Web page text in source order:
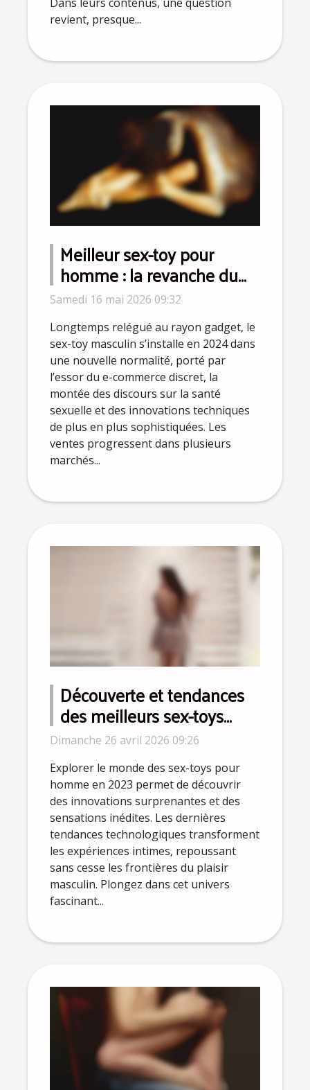
revient, presque...
Meilleur sex-toy pour
homme : la revanche du
plaisir solo s'affirme en
2024
Samedi 16 mai 2026 09:32
Longtemps relégué au rayon gadget, le
sex-toy masculin s’installe en 2024 dans
une nouvelle normalité, porté par
l’essor du e-commerce discret, la
montée des discours sur la santé
sexuelle et des innovations techniques
de plus en plus sophistiquées. Les
ventes progressent dans plusieurs
marchés...
Découverte et tendances
des meilleurs sex-toys
pour homme en 2023
Dimanche 26 avril 2026 09:26
Explorer le monde des sex-toys pour
homme en 2023 permet de découvrir
des innovations surprenantes et des
sensations inédites. Les dernières
tendances technologiques transforment
les expériences intimes, repoussant
sans cesse les frontières du plaisir
masculin. Plongez dans cet univers
fascinant...